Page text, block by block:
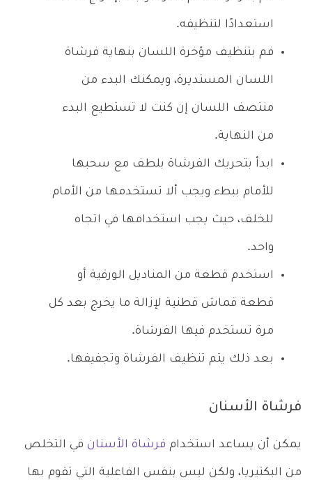
استعدادًا لتنظيفه.
فم بتنظيف مؤخرة اللسان بنهاية فرشاة
اللسان المستديرة، ويمكنك البدء من
منتصف اللسان إن كنت لا تستطيع البدء
من النهاية.
ابدأ بتحريك الفرشاة بلطف مع سحبها
للأمام ببطء ويجب ألا تستخدمها من الأمام
للخلف، حيث يجب استخدامها في اتجاه
واحد.
استخدم قطعة من المناديل الورقية أو
قطعة قماش قطنية لإزالة ما يخرج بعد كل
مرة تستخدم فيها الفرشاة.
بعد ذلك يتم تنظيف الفرشاة وتجفيفها.
فرشاة الأسنان
يمكن أن يساعد استخدام فرشاة الأسنان في التخلص
من البكتيريا، ولكن ليس بنفس الفاعلية التي تقوم بها